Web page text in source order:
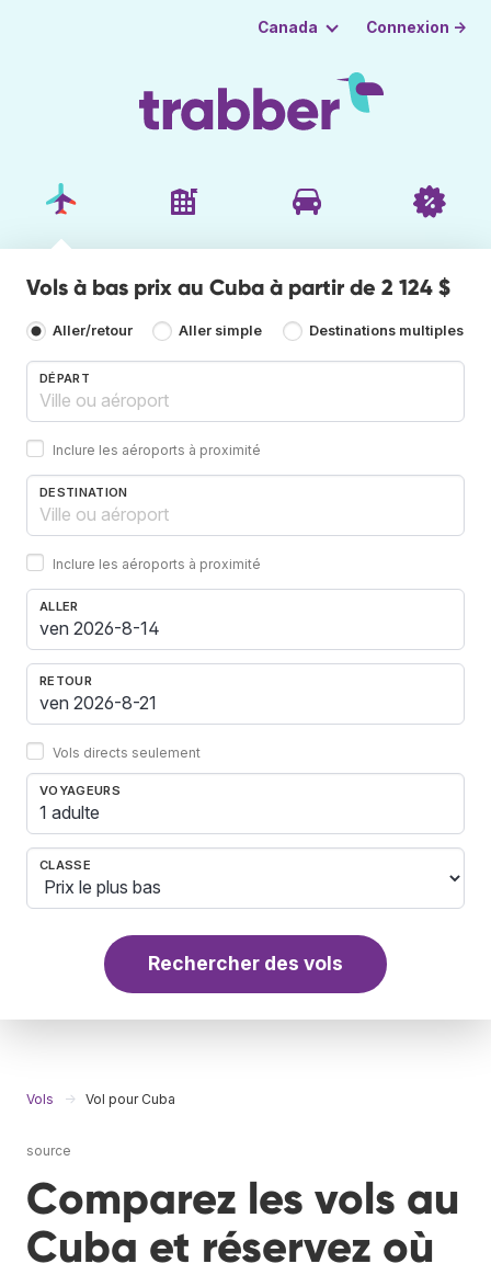
Canada Connexion →
Vols à bas prix au Cuba à partir de 2 124 $
Aller/retour Aller simple Destinations multiples
DÉPART
Inclure les aéroports à proximité
DESTINATION
Inclure les aéroports à proximité
ALLER
RETOUR
Vols directs seulement
VOYAGEURS
1 adulte
CLASSE
Rechercher des vols
Vols Vol pour Cuba
source
Comparez les vols au
Cuba et réservez où